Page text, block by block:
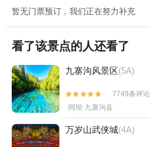
暂无门票预订，我们正在努力补充
看了该景点的人还看了
九寨沟风景区(5A)


7749条评论
阿坝·九寨沟县
万岁山武侠城(4A)